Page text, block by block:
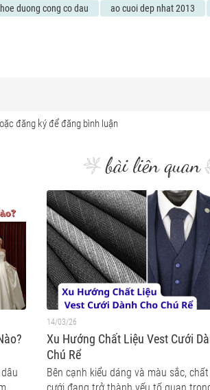
duong cong co dau ao cuoi dep nhat 2013
bài liên quan
14/03/26
Xu Hướng Chất Liệu Vest Cưới
Chú Rể
Bên cạnh kiểu dáng và màu sắc,